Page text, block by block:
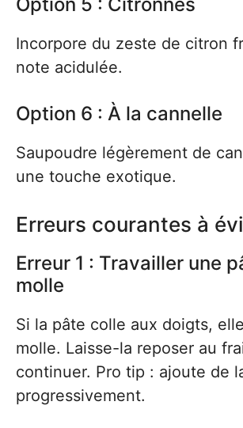
Incorpore du zeste de citron
note acidulée.
Option 6 : À la cannelle
Saupoudre légèrement de
une touche exotique.
Erreurs courantes à
Erreur 1 : Travailler une
molle
Si la pâte colle aux doigts,
molle. Laisse-la reposer au
continuer. Pro tip : ajoute de
progressivement.